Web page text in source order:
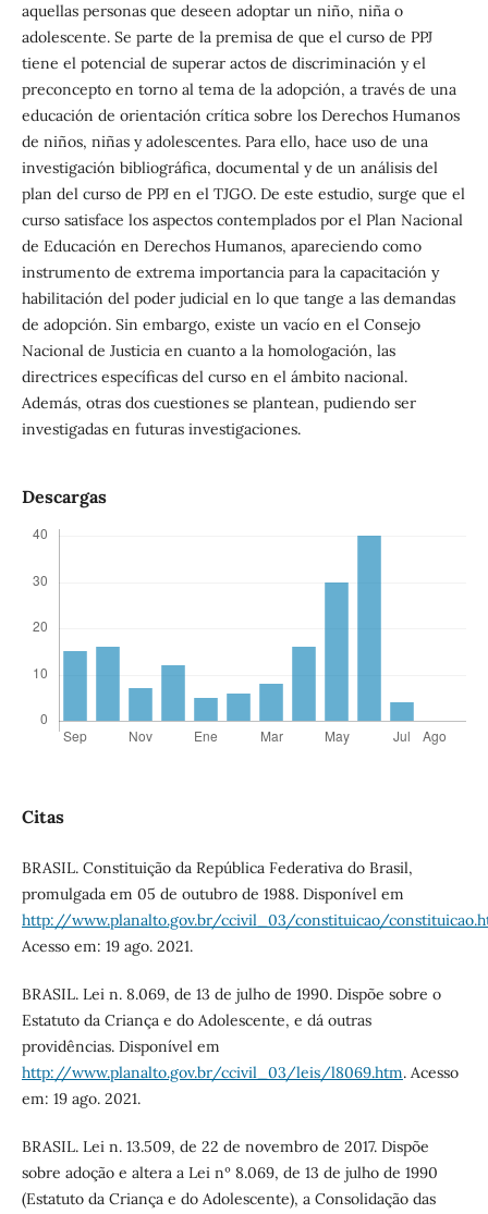
aquellas personas que deseen adoptar un niño, niña o
adolescente. Se parte de la premisa de que el curso de PPJ
tiene el potencial de superar actos de discriminación y el
preconcepto en torno al tema de la adopción, a través de una
educación de orientación crítica sobre los Derechos Humanos
de niños, niñas y adolescentes. Para ello, hace uso de una
investigación bibliográfica, documental y de un análisis del
plan del curso de PPJ en el TJGO. De este estudio, surge que el
curso satisface los aspectos contemplados por el Plan Nacional
de Educación en Derechos Humanos, apareciendo como
instrumento de extrema importancia para la capacitación y
habilitación del poder judicial en lo que tange a las demandas
de adopción. Sin embargo, existe un vacío en el Consejo
Nacional de Justicia en cuanto a la homologación, las
directrices específicas del curso en el ámbito nacional.
Además, otras dos cuestiones se plantean, pudiendo ser
investigadas en futuras investigaciones.
Descargas
Citas
BRASIL. Constituição da República Federativa do Brasil,
promulgada em 05 de outubro de 1988. Disponível em
http://www.planalto.gov.br/ccivil_03/constituicao/
Acesso em: 19 ago. 2021.
BRASIL. Lei n. 8.069, de 13 de julho de 1990. Dispõe sobre o
Estatuto da Criança e do Adolescente, e dá outras
providências. Disponível em
http://www.planalto.gov.br/ccivil_03/leis/l8069.htm. Acesso
em: 19 ago. 2021.
BRASIL. Lei n. 13.509, de 22 de novembro de 2017. Dispõe
sobre adoção e altera a Lei nº 8.069, de 13 de julho de 1990
(Estatuto da Criança e do Adolescente), a Consolidação das